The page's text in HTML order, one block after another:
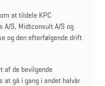
at tildele KPC
A/S, Midtconsult A/S og
og den efterfølgende drift
af de bevilgende
at gå i gang i andet halvår